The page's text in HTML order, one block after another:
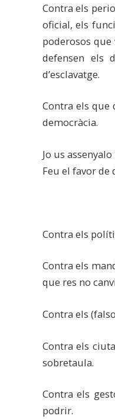
Contra els
oficial, els
poderosos que
defensen els
d’esclavatge.
Contra els que
democràcia.
Jo us
Feu el favor de
Contra els
Contra els
que res no
Contra els
Contra els
sobretaula.
Contra els
podrir.